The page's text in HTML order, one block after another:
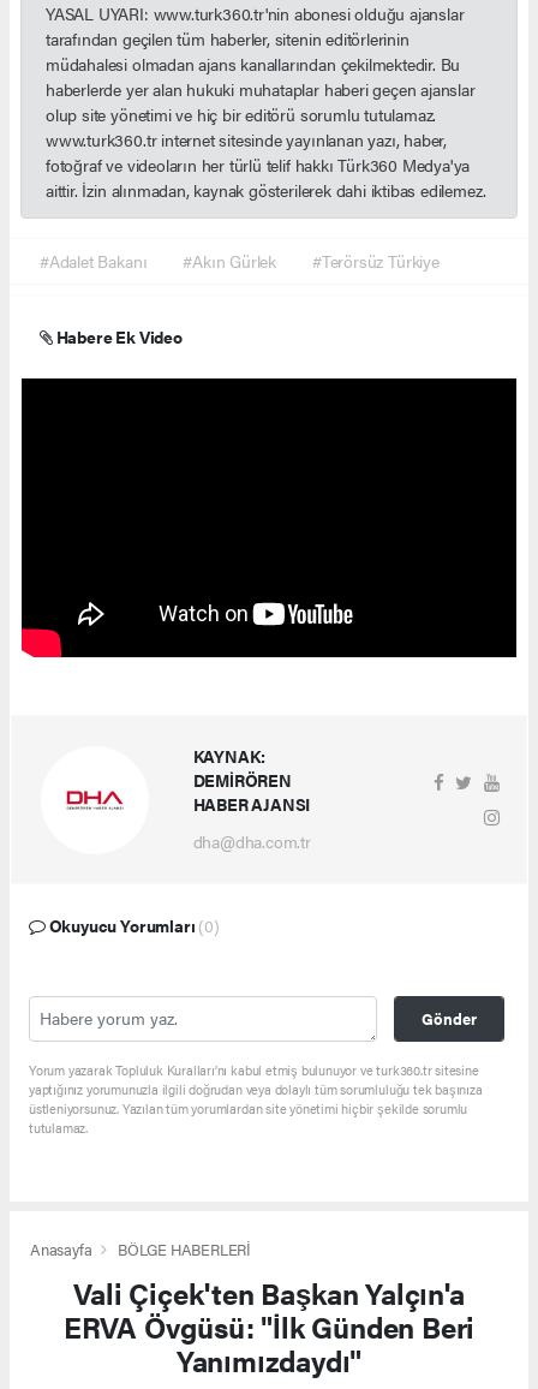
YASAL UYARI: www.turk360.tr'nin abonesi olduğu ajanslar
tarafından geçilen tüm haberler, sitenin editörlerinin
müdahalesi olmadan ajans kanallarından çekilmektedir. Bu
haberlerde yer alan hukuki muhataplar haberi geçen ajanslar
olup site yönetimi ve hiç bir editörü sorumlu tutulamaz.
www.turk360.tr internet sitesinde yayınlanan yazı, haber,
fotoğraf ve videoların her türlü telif hakkı Türk360 Medya'ya
aittir. İzin alınmadan, kaynak gösterilerek dahi iktibas edilemez.
#Adalet Bakanı #Akın Gürlek #Terörsüz Türkiye
Habere Ek Video
KAYNAK:
DEMİRÖREN
HABER AJANSI
dha@dha.com.tr
Okuyucu Yorumları (0)
Gönder
Yorum yazarak Topluluk Kuralları’nı kabul etmiş bulunuyor ve turk360.tr sitesine
yaptığınız yorumunuzla ilgili doğrudan veya dolaylı tüm sorumluluğu tek başınıza
üstleniyorsunuz. Yazılan tüm yorumlardan site yönetimi hiçbir şekilde sorumlu
tutulamaz.
Anasayfa BÖLGE HABERLERİ
Vali Çiçek'ten Başkan Yalçın'a
ERVA Övgüsü: "İlk Günden Beri
Yanımızdaydı"